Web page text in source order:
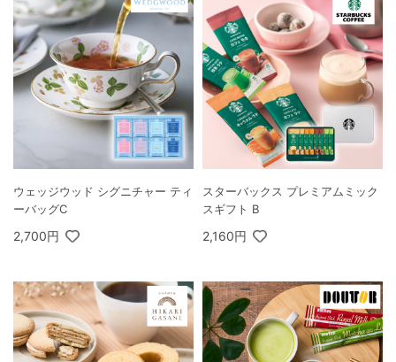
ウェッジウッド シグニチャー ティ
ーバッグC
2,700円
スターバックス プレミアムミック
スギフト B
2,160円